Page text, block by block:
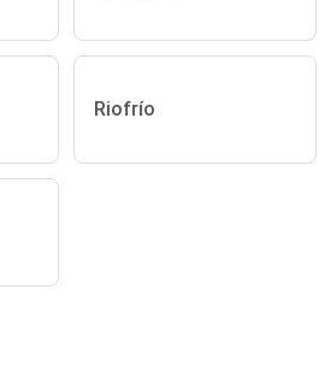
Riofrío